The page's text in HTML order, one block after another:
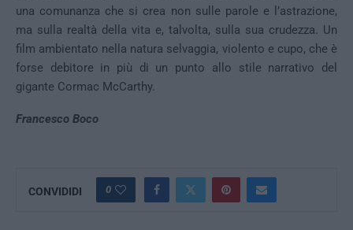
una comunanza che si crea non sulle parole e l’astrazione,
ma sulla realtà della vita e, talvolta, sulla sua crudezza. Un
film ambientato nella natura selvaggia, violento e cupo, che è
forse debitore in più di un punto allo stile narrativo del
gigante Cormac McCarthy.
Francesco Boco
CONVIDIDI 0